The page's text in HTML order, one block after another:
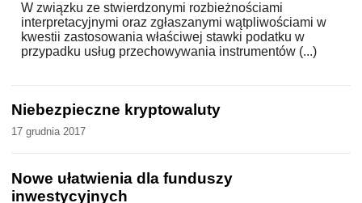
W związku ze stwierdzonymi rozbieżnościami
interpretacyjnymi oraz zgłaszanymi wątpliwościami w
kwestii zastosowania właściwej stawki podatku w
przypadku usług przechowywania instrumentów (...)
Niebezpieczne kryptowaluty
17 grudnia 2017
Nowe ułatwienia dla funduszy
inwestycyjnych